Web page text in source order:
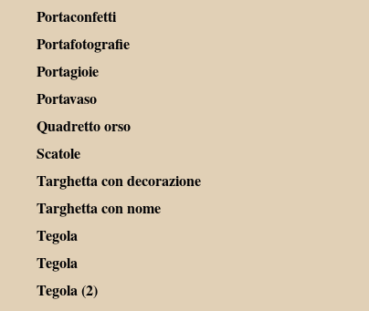
Portaconfetti
Portafotografie
Portagioie
Portavaso
Quadretto orso
Scatole
Targhetta con decorazione
Targhetta con nome
Tegola
Tegola
Tegola (2)